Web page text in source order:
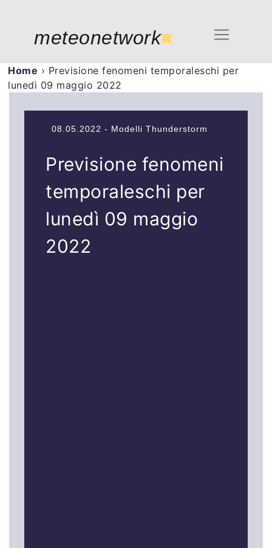
meteonetwork■
Home › Previsione fenomeni temporaleschi per
lunedì 09 maggio 2022
08.05.2022 - Modelli Thunderstorm
Previsione fenomeni
temporaleschi per
lunedì 09 maggio
2022